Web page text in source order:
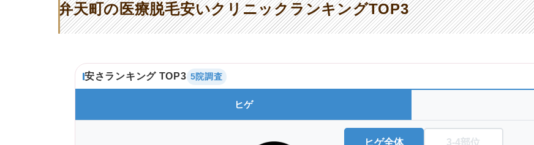
弁天町の医療脱毛安いクリニックランキングTOP3
安さランキング TOP3 5院調査
ヒゲ
ヒゲ全体 3-4部位